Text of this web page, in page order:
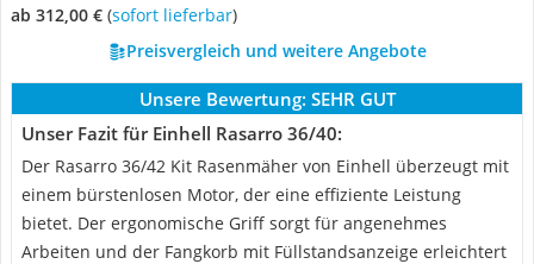
ab 312,00 € ( Sofort lieferbar)
Preisvergleich und weitere Angebote
Unsere Bewertung: SEHR GUT
Unser Fazit für Einhell Rasarro 36/40:
Der Rasarro 36/42 Kit Rasenmäher von Einhell überzeugt mit
einem bürstenlosen Motor, der eine effiziente Leistung
bietet. Der ergonomische Griff sorgt für angenehmes
Arbeiten und der Fangkorb mit Füllstandsanzeige erleichtert